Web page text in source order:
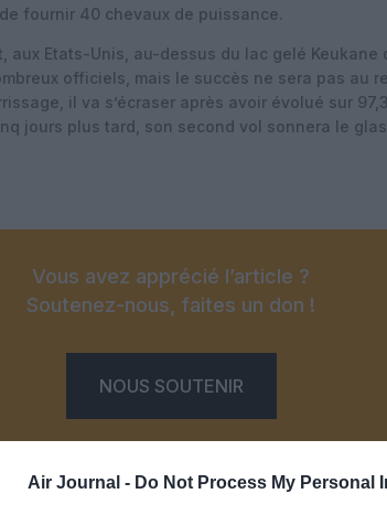
Air Journal - Do Not Process My Personal
fournir 40 chevaux de puissance.
aux Etats-Unis, au-dessus du lac gelé Keukane
officiels, mais le succès ne sera pas au
il va s’écraser après avoir évolué sur
jours plus tard, son second vol sonnera le
Vous avez apprécié l’article ?
Soutenez-nous, faites un don !
NOUS SOUTENIR